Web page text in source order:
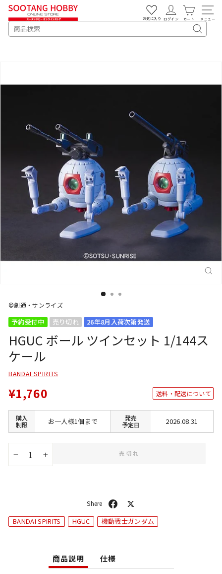
SEARCH
キ
お気に入り ログイン カート メニュー
©創通・サンライズ
予約受付中 売り切れ 26年8月入荷次第発送
HGUC ボール ツインセット 1/144ス
ケール
BANDAI SPIRITS
¥1,760 送料・配送について
購入
制限
お一人様1個まで
発売
予定日
2026.08.31
+
売切れ
シ
ア
ト
BANDAI SPIRITS HGUC 機動戦士ガンダム
商品説明 仕様